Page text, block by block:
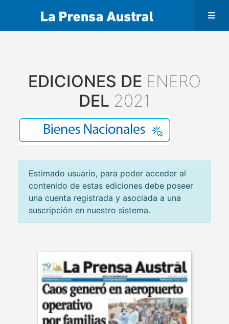
EDICIONES DE ENERO
DEL 2021
Estimado usuario, para poder acceder al
contenido de estas ediciones debe poseer
una cuenta registrada y asociada a una
suscripción en nuestro sistema.